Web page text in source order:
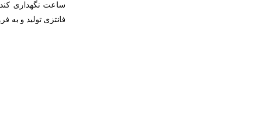
ساعت نگهداری
فانتزی تولید و به